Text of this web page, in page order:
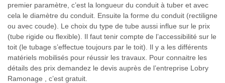
premier paramètre, c’est la longueur du conduit à tuber et avec
cela le diamètre du conduit. Ensuite la forme du conduit (rectiligne
ou avec coude). Le choix du type de tube aussi influe sur le prix
(tube rigide ou flexible). Il faut tenir compte de l’accessibilité sur le
toit (le tubage s’effectue toujours par le toit). Il y a les différents
matériels mobilisés pour réussir les travaux. Pour connaitre les
détails des prix demandez le devis auprès de l’entreprise Lobry
Ramonage , c’est gratuit.